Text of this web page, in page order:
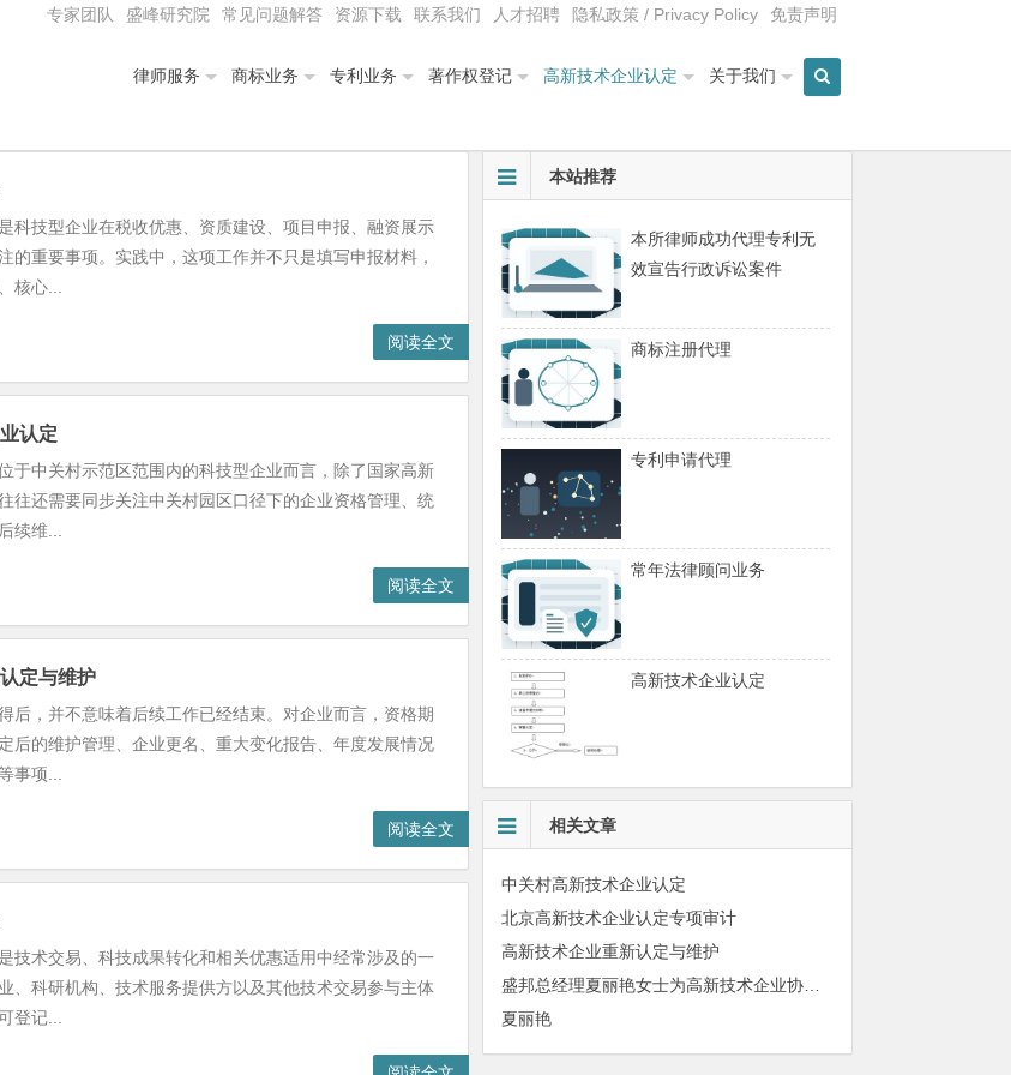
专家团队 盛峰研究院 常见问题解答 资源下载 联系我们 人才招聘 隐私政策 / Privacy Policy 免责声明
律师服务 商标业务 专利业务 著作权登记 高新技术企业认定 关于我们
科技型企业在税收优惠、资质建设、项目申报、融资展示
的重要事项。实践中，这项工作并不只是填写申报材料，
核心...
阅读全文
认定
于中关村示范区范围内的科技型企业而言，除了国家高新
往还需要同步关注中关村园区口径下的企业资格管理、统
续维...
阅读全文
定与维护
后，并不意味着后续工作已经结束。对企业而言，资格期
后的维护管理、企业更名、重大变化报告、年度发展情况
事项...
阅读全文
技术交易、科技成果转化和相关优惠适用中经常涉及的一
、科研机构、技术服务提供方以及其他技术交易参与主体
登记...
本站推荐
本所律师成功代理专利无
效宣告行政诉讼案件
商标注册代理
专利申请代理
常年法律顾问业务
高新技术企业认定
相关文章
中关村高新技术企业认定
北京高新技术企业认定专项审计
高新技术企业重新认定与维护
夏丽艳